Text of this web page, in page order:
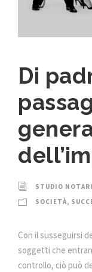
Di
STUDIO
SOCIETÀ,
Con il susseguirsi
soggetti che
controllo, ciò può